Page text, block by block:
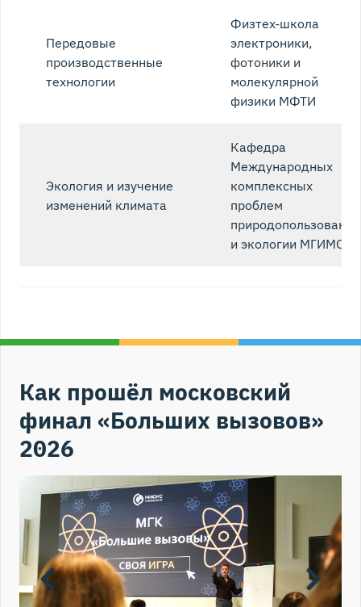
Передовые
производственные
технологии
Физтех-школа
электроники,
фотоники и
молекулярной
физики МФТИ
Экология и изучение
изменений климата
Кафедра
Международных
комплексных
проблем
природопользования
и экологии МГИМО
Как прошёл московский
финал «Больших вызовов»
2026